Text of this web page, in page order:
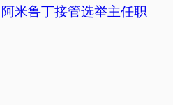
米鲁丁接管选举主任职